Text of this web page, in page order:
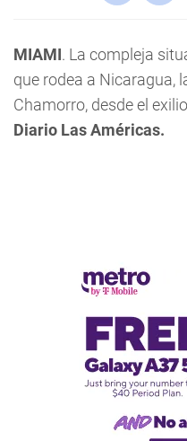
MIAMI. La compleja
que rodea a Nicaragua,
Chamorro, desde el
Diario Las Américas.